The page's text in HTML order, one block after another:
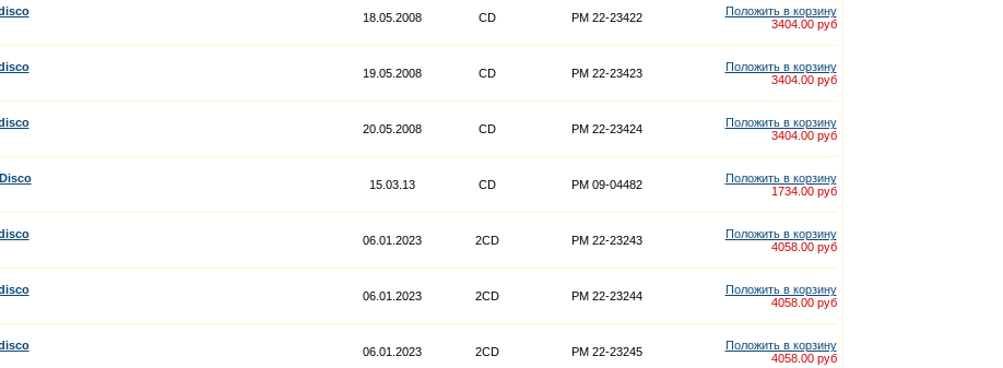
18.05.2008 CD PM 22-23422
Положить в корзину
3404.00 руб
19.05.2008 CD PM 22-23423
Положить в корзину
3404.00 руб
20.05.2008 CD PM 22-23424
Положить в корзину
3404.00 руб
15.03.13 CD PM 09-04482
Положить в корзину
1734.00 руб
06.01.2023 2CD PM 22-23243
Положить в корзину
4058.00 руб
06.01.2023 2CD PM 22-23244
Положить в корзину
4058.00 руб
06.01.2023 2CD PM 22-23245
Положить в корзину
4058.00 руб